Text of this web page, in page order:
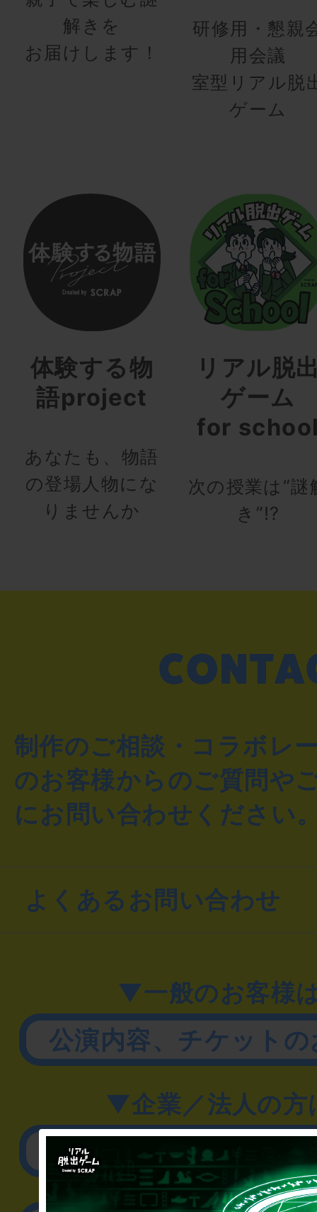
解きを
お届けします！
研修用・懇親
用会議
室型リアル脱
ゲーム
体験する物
語project
あなたも、物語
の登場人物にな
りませんか
リアル脱
ゲーム
for
次の授業は“謎
き”!?
制作のご相談・コラボレ
のお客様からのご質問や
にお問い合わせください
よくあるお問い合わせ
▼一般のお客様
公演内容、チケット
▼企業／法人の方
リアル脱出ゲーム制作